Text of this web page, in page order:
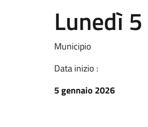
Lunedì
Municipio
Data inizio :
5 gennaio 2026